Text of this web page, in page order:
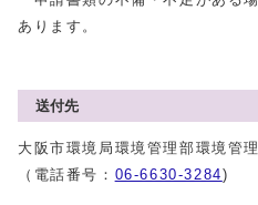
あります。
送付先
大阪市環境局環境管理部環境管
（電話番号： 06-6630-3284)